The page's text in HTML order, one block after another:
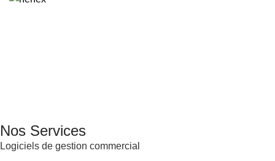
Nos Services
Logiciels de gestion commercial